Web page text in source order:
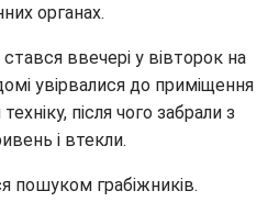
органах.
ввечері у вівторок на
увірвалися до приміщення
після чого забрали з
і втекли.
пошуком грабіжників.